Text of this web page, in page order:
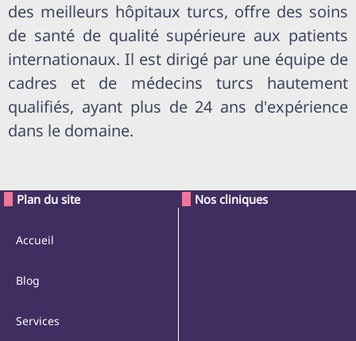
des meilleurs hôpitaux turcs, offre des soins
de santé de qualité supérieure aux patients
internationaux. Il est dirigé par une équipe de
cadres et de médecins turcs hautement
qualifiés, ayant plus de 24 ans d'expérience
dans le domaine.
Plan du site
Accueil
Blog
Services
Nos cliniques